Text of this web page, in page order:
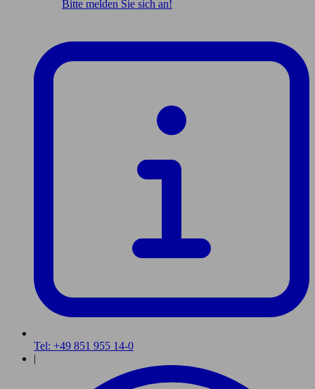
Bitte melden Sie sich an!
Tel: +49 851 955 14-0
|